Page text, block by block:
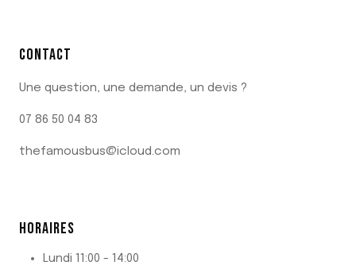
CONTACT
Une question, une demande, un devis ?
07 86 50 04 83
thefamousbus@icloud.com
HORAIRES
Lundi 11:00 - 14:00